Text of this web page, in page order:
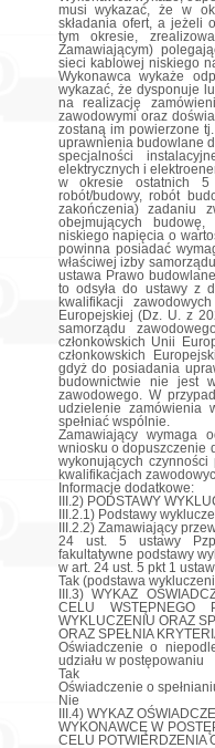
musi wykazać, że w
składania ofert, a jeżeli
tym okresie,
Zamawiającym)
sieci kablowej niskiego
Wykonawca wykaże
wykazać, że dysponuje
na realizację
zawodowymi oraz
zostaną im powierzone
uprawnienia budowlane
specjalności
elektrycznych i
w okresie ostatnich
robót/budowy, robót
zakończenia) zadaniu
obejmujących
niskiego napięcia o
powinna posiadać
właściwej izby
ustawa Prawo
to odsyła do ustawy z
kwalifikacji
Europejskiej (Dz. U. z
samorządu
członkowskich Unii
członkowskich
gdyż do posiadania
budownictwie nie jest
zawodowego. W
udzielenie zamówienia
spełniać wspólnie.
Zamawiający wymaga
wniosku o dopuszczenie
wykonujących
kwalifikacjach
Informacje dodatkowe:
III.2) PODSTAWY
III.2.1) Podstawy
III.2.2) Zamawiający
24 ust. 5 ustawy Pzp
fakultatywne podstawy
w art. 24 ust. 5 pkt 1
Tak (podstawa
III.3) WYKAZ
CELU WSTĘPNEGO
WYKLUCZENIU ORAZ
ORAZ SPEŁNIA
Oświadczenie o
udziału w postępowaniu
Tak
Oświadczenie o
Nie
III.4) WYKAZ
WYKONAWCĘ W
CELU POTWIERDZENIA